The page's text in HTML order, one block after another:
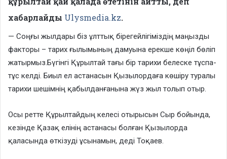
хабарлайды Ulysmedia.kz.
— Соңғы жылдары біз ұлттық бірегейлігіміздің маңызды
факторы – тарих ғылымының дамуына ерекше көңіл бөліп
жатырмыз.Бүгінгі Құрылтай тағы бір тарихи белеске тұспа-
тұс келді. Биыл ел астанасын Қызылордаға көшіру туралы
тарихи шешімнің қабылданғанына жүз жыл толып отыр.
Осы ретте Құрылтайдың келесі отырысын Сыр бойында,
кезінде Қазақ елінің астанасы болған Қызылорда
қаласында өткізуді ұсынамын, деді Тоқаев.